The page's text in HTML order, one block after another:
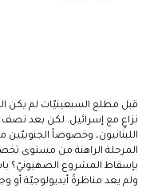
قبل مطلع السبعينيّات لم يكن
نزاعٍ مع إسرائيل. لكن بعد
اللبنانيون، وخصوصاً
المرحلة الراهنة من مستوى
بإسقاط المشروع الصهيونيّ؟
ولم يعد مناظرةً أيديولوجيّة أو